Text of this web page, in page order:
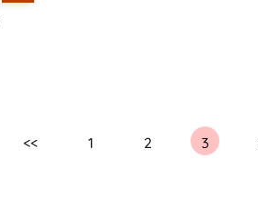
<< 1 2 3